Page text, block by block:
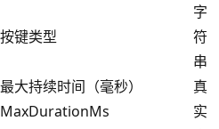
按键类型
字
符
串
最大持续时间（毫秒）
MaxDurationMs
真
实